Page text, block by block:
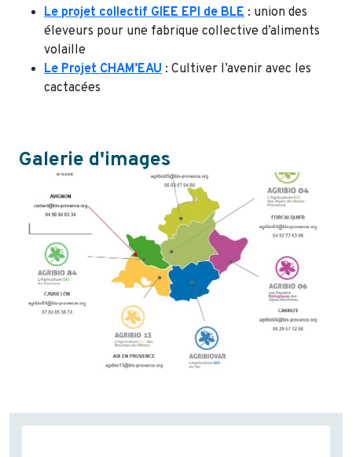
Le projet collectif GIEE EPI de BLE : union des
éleveurs pour une fabrique collective d’aliments
volaille
Le Projet CHAM’EAU : Cultiver l’avenir avec les
cactacées
Galerie d'images